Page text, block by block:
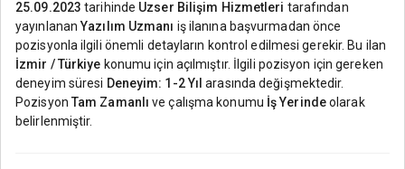
25.09.2023 tarihinde Uzser Bilişim Hizmetleri tarafından
yayınlananYazılım Uzmanı iş ilanına başvurmadan önce
pozisyonla ilgili önemli detayların kontrol edilmesi gerekir. Bu ilan
İzmir / Türkiye konumu için açılmıştır. İlgili pozisyon için gereken
deneyim süresi Deneyim: 1-2 Yıl arasında değişmektedir.
Pozisyon Tam Zamanlı ve çalışma konumu İş Yerindeolarak
belirlenmiştir.